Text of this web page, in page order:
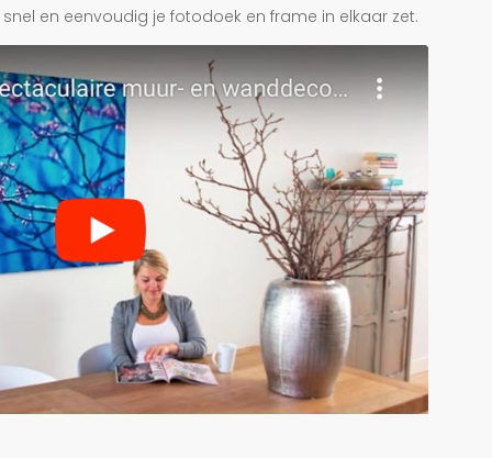
en eenvoudig je fotodoek en frame in elkaar zet.